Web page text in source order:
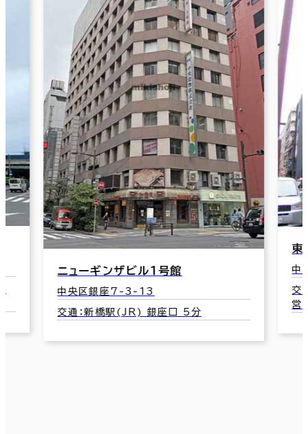
東京銀座ビルディング
中央区銀座6-12-2
交通：東銀座駅(東京メトロ日比谷線/都
銀
中
交
線